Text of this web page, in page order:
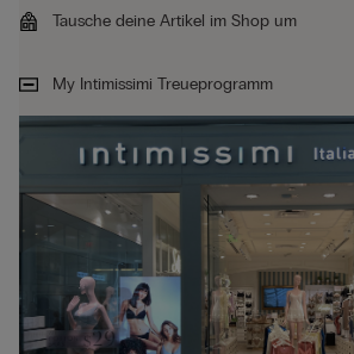
Tausche deine Artikel im Shop um
My Intimissimi Treueprogramm